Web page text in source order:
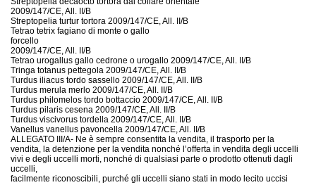
2009/147/CE, All. II/B
Streptopelia turtur tortora 2009/147/CE, All. II/B
Tetrao tetrix fagiano di monte o gallo
forcello
2009/147/CE, All. II/B
Tetrao urogallus gallo cedrone o urogallo 2009/147/CE, All. II/B
Tringa totanus pettegola 2009/147/CE, All. II/B
Turdus iliacus tordo sassello 2009/147/CE, All. II/B
Turdus merula merlo 2009/147/CE, All. II/B
Turdus philomelos tordo bottaccio 2009/147/CE, All. II/B
Turdus pilaris cesena 2009/147/CE, All. II/B
Turdus viscivorus tordella 2009/147/CE, All. II/B
Vanellus vanellus pavoncella 2009/147/CE, All. II/B
ALLEGATO III/A- Ne è sempre consentita la vendita, il trasporto per la
vendita, la detenzione per la vendita nonché l’offerta in vendita degli uccelli
vivi e degli uccelli morti, nonché di qualsiasi parte o prodotto ottenuti dagli
uccelli,
facilmente riconoscibili, purché gli uccelli siano stati in modo lecito uccisi